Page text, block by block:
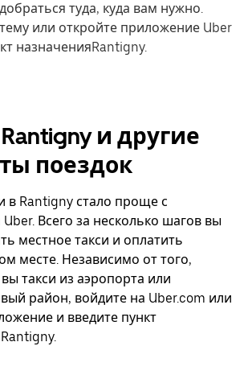
туда, куда вам нужно.
или откройте приложение Uber
назначенияRantigny.
и другие
поездок
в Rantigny стало проще с
Всего за несколько шагов вы
местное такси и оплатить
месте. Независимо от того,
такси из аэропорта или
район, войдите на Uber.com или
и введите пункт